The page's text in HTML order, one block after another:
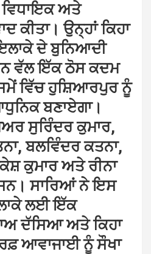
ਅਤੇ
ਕੀਤਾ। ਉਨ੍ਹਾਂ ਕਿਹਾ
ਦੇ ਬੁਨਿਆਦੀ
ਵੱਲ ਇੱਕ ਠੋਸ ਕਦਮ
ਵਿੱਚ ਹੁਸ਼ਿਆਰਪੁਰ ਨੂੰ
ਬਣਾਏਗਾ।
ਸੁਰਿੰਦਰ ਕੁਮਾਰ,
ਬਲਵਿੰਦਰ ਕਤਨਾ,
ਕੁਮਾਰ ਅਤੇ ਰੀਨਾ
ਸਾਰਿਆਂ ਨੇ ਇਸ
ਲਈ ਇੱਕ
ਦੱਸਿਆ ਅਤੇ ਕਿਹਾ
ਆਵਾਜਾਈ ਨੂੰ ਸੌਖਾ